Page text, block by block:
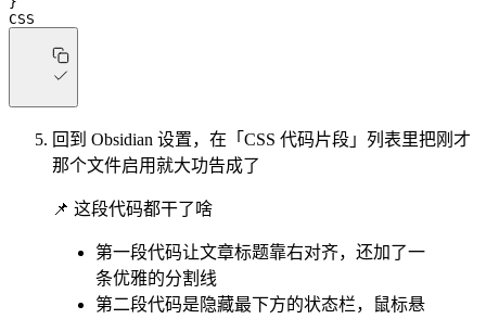
CSS
回到 Obsidian 设置，在「CSS 代码片段」列表里把刚才
那个文件启用就大功告成了
📌 这段代码都干了啥
第一段代码让文章标题靠右对齐，还加了一
条优雅的分割线
第二段代码是隐藏最下方的状态栏，鼠标悬